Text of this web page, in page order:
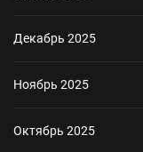
Декабрь 2025
Ноябрь 2025
Октябрь 2025